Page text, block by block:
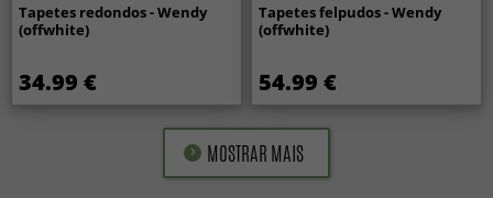
Tapetes redondos - Wendy
(offwhite)
34.99 €
Tapetes felpudos - Wendy
(offwhite)
54.99 €
MOSTRAR MAIS